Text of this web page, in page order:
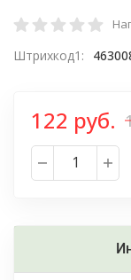
Штрихкод1:
122 руб.